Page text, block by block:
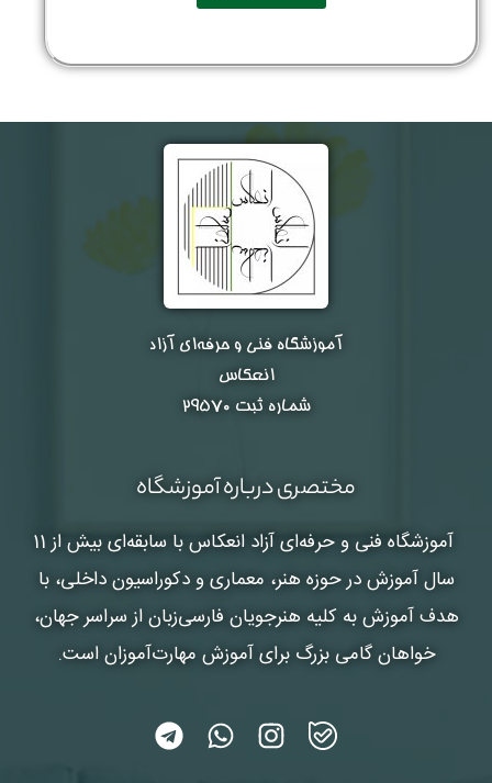
آموزشگاه فنی و حرفه‌ای آزاد
انعکاس
شماره ثبت ۲۹۵۷۰
مختصری درباره آموزشگاه
آموزشگاه فنی و حرفه‌ای آزاد انعکاس
با سابقه‌ای بیش از 11
سال آموزش در حوزه هنر، معماری و دکوراسیون داخلی، با
هدف آموزش به کلیه هنرجویان فارسی‌زبان از سراسر جهان،
خواهان گامی بزرگ برای آموزش مهارت‌آموزان است.